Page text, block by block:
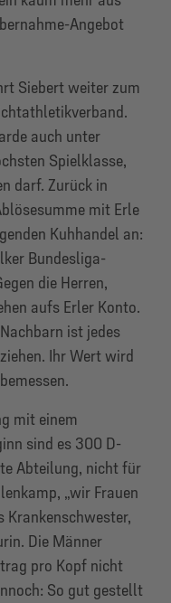
Angebot
Siebert weiter zum
auch unter
Spielklasse,
darf. Zurück in
mit Erle
Kuhhandel an:
Bundesliga-
die Herren,
aufs Erler Konto.
ist jedes
Ihr Wert wird
mit einem
sind es 300 D-
Abteilung, nicht für
„wir Frauen
Die Männer
pro Kopf nicht
So gut gestellt